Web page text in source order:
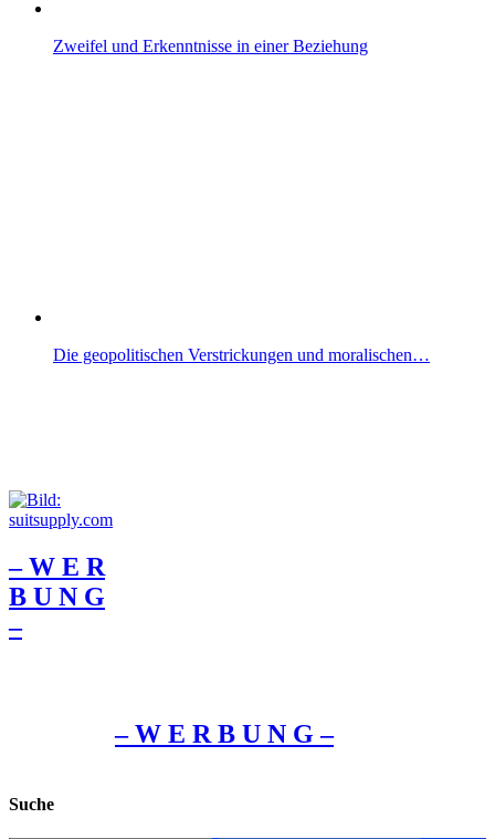
Zweifel und Erkenntnisse in einer Beziehung
Die geopolitischen Verstrickungen und moralischen…
– W Ε R
Β U Ν G
–
– W Ε R Β U Ν G –
Suche